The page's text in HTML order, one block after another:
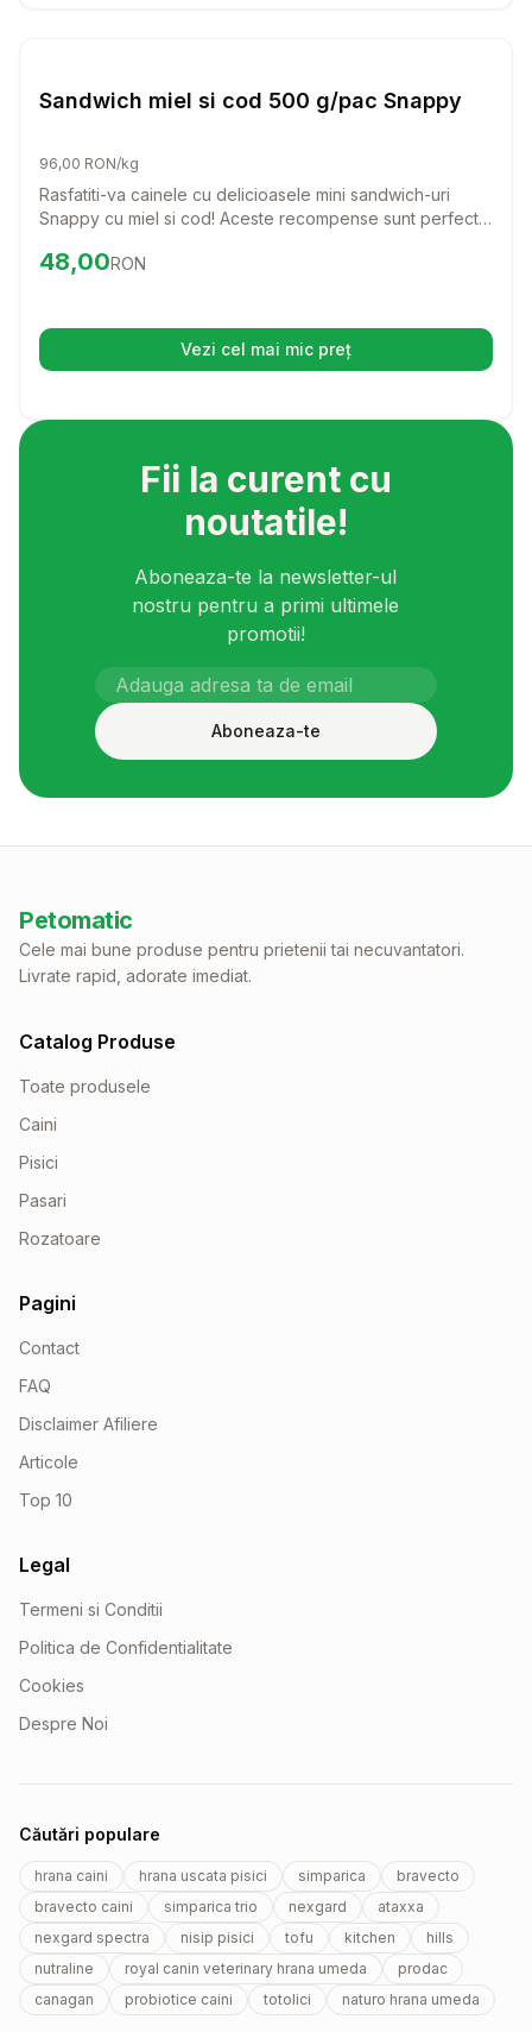
Sandwich miel si cod 500 g/pac Snappy
96,00 RON/kg
Rasfatiti-va cainele cu delicioasele mini sandwich-uri
Snappy cu miel si cod! Aceste recompense sunt perfecte
nutritional echilibrat.
Preț:48.00
48,00RON
Vezi cel mai mic preț(se deschide într-o filă nouă)
Fii la curent cu
noutatile!
Aboneaza-te la newsletter-ul
nostru pentru a primi ultimele
promotii!
Aboneaza-te
Petomatic
Cele mai bune produse pentru prietenii tai necuvantatori.
Livrate rapid, adorate imediat.
Catalog Produse
Toate produsele
Caini
Pisici
Pasari
Rozatoare
Pagini
Contact
FAQ
Disclaimer Afiliere
Articole
Top 10
Legal
Termeni si Conditii
Politica de Confidentialitate
Cookies
Despre Noi
Căutări populare
hrana caini hrana uscata pisici simparica
bravecto
bravecto caini
simparica trio nexgard
ataxxa
nexgard spectra
nisip pisici tofu kitchen
hills
nutraline
royal canin veterinary hrana umeda
prodac
canagan
probiotice caini totolici naturo hrana umeda